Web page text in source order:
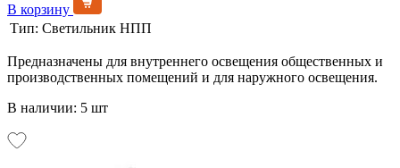
В корзину
Тип: Светильник НПП
Предназначены для внутреннего освещения общественных и
производственных помещений и для наружного освещения.
В наличии: 5 шт